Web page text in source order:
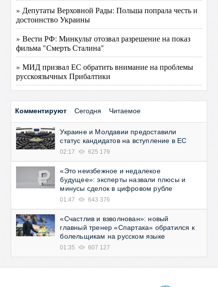
» Депутаты Верховной Рады: Польша попрала честь и
достоинство Украины
» Вести РФ: Минкульт отозвал разрешение на показ
фильма "Смерть Сталина"
» МИД призвал ЕС обратить внимание на проблемы
русскоязычных Прибалтики
Комментируют Сегодня Читаемое
Украине и Молдавии предоставили
статус кандидатов на вступление в ЕС
02:17 625 179
«Это неизбежное и недалекое
будущее»: эксперты назвали плюсы и
минусы сделок в цифровом рубле
01:47 643 376
«Счастлив и взволнован»: новый
главный тренер «Спартака» обратился к
болельщикам на русском языке
01:35 607 127